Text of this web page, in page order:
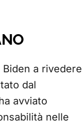
a rivedere
dal
avviato
nelle